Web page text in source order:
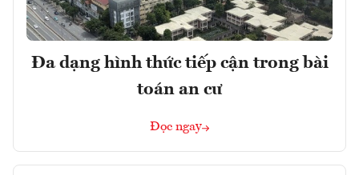
Đa dạng hình thức tiếp cận trong bài
toán an cư
Đọc ngay